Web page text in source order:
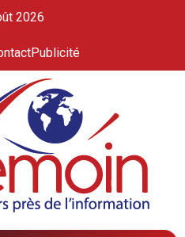
2026
Publicité